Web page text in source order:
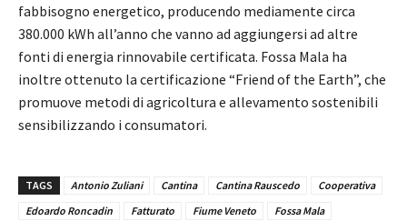
fabbisogno energetico, producendo mediamente circa
380.000 kWh all’anno che vanno ad aggiungersi ad altre
fonti di energia rinnovabile certificata. Fossa Mala ha
inoltre ottenuto la certificazione “Friend of the Earth”, che
promuove metodi di agricoltura e allevamento sostenibili
sensibilizzando i consumatori.
TAGS Antonio Zuliani Cantina Cantina Rauscedo
Cooperativa
Edoardo Roncadin
Fatturato Fiume Veneto
Fossa Mala